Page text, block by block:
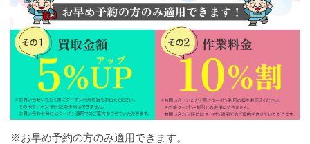
※お早め予約の方のみ適用できます。